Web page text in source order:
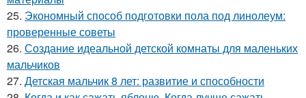
25. Экономный способ подготовки пола под линолеум:
проверенные советы
26. Создание идеальной детской комнаты для маленьких
мальчиков
27. Детская мальчик 8 лет: развитие и способности